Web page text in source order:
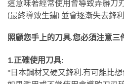
這意味著經常使用會導致弄髒刀
(最終導致生鏽) 並會逐漸失去鋒利
照顧您手上的刀具.您必須注意三
1.正確使用刀具:
*日本鋼材又硬又鋒利.有可能比